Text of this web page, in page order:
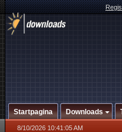
Startpagina Downloads
8/10/2026 10:41:05 AM